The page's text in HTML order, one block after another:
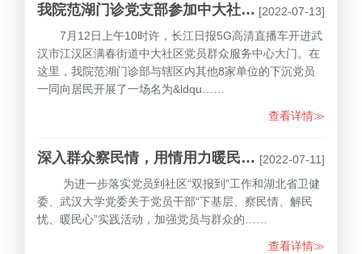
[2022-07-13]
我院范湖门诊党支部参加中大社区“满春人家·同心惠”便民服务
7月12日上午10时许，长江日报5G高清直播车开进武
汉市江汉区满春街道中大社区党员群众服务中心大门。在
这里，我院范湖门诊部与辖区内其他8家单位的下沉党员
一同向居民开展了一场名为&ldqu……
查看详情≫
[2022-07-11]
深入群众察民情，用情用力暖民心——我院范湖门诊党支部下沉社区开展“下基层、察民情、解民忧、暖民心”实践活动
为进一步落实党员到社区“双报到”工作和湖北省卫健
委、武汉大学党委关于党员干部“下基层、察民情、解民
忧、暖民心”实践活动，加强党员与群众的……
查看详情≫